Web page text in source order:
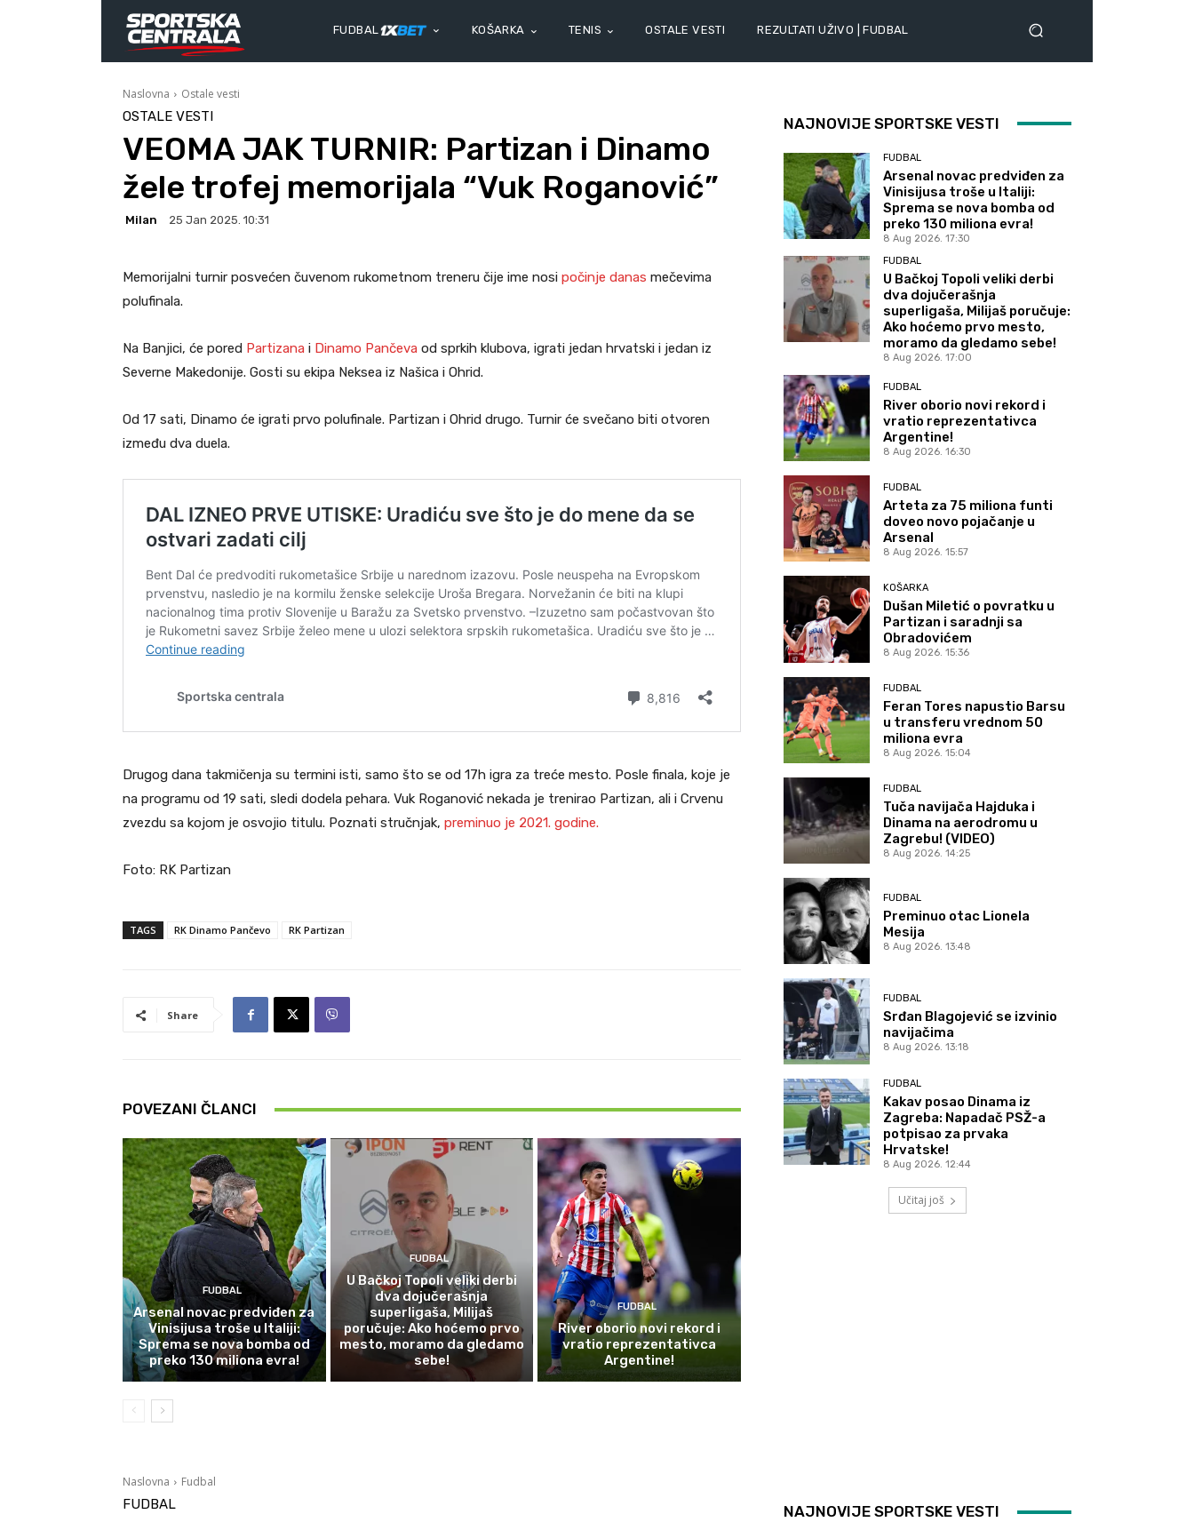
FUDBAL KOŠARKA TENIS OSTALE VESTI REZULTATI UŽIVO | FUDBAL
Naslovna Ostale vesti
OSTALE VESTI
VEOMA JAK TURNIR: Partizan i Dinamo
žele trofej memorijala “Vuk Roganović”
Milan 25 Jan 2025. 10:31
Memorijalni turnir posvećen čuvenom rukometnom treneru čije ime nosi počinje danas mečevima
polufinala.
Na Banjici, će pored Partizana i Dinamo Pančeva od sprkih klubova, igrati jedan hrvatski i jedan iz
Severne Makedonije. Gosti su ekipa Neksea iz Našica i Ohrid.
Od 17 sati, Dinamo će igrati prvo polufinale. Partizan i Ohrid drugo. Turnir će svečano biti otvoren
između dva duela.
Drugog dana takmičenja su termini isti, samo što se od 17h igra za treće mesto. Posle finala, koje je
na programu od 19 sati, sledi dodela pehara. Vuk Roganović nekada je trenirao Partizan, ali i Crvenu
zvezdu sa kojom je osvojio titulu. Poznati stručnjak, preminuo je 2021. godine.
Foto: RK Partizan
TAGS RK Dinamo Pančevo RK Partizan
Share
POVEZANI ČLANCI
FUDBAL
Arsenal novac predviđen za
Vinisijusa troše u Italiji:
Sprema se nova bomba od
preko 130 miliona evra!
FUDBAL
U Bačkoj Topoli veliki derbi
dva dojučerašnja
superligaša, Milijaš
poručuje: Ako hoćemo prvo
mesto, moramo da gledamo
sebe!
FUDBAL
River oborio novi rekord i
vratio reprezentativca
Argentine!
NAJNOVIJE SPORTSKE VESTI
FUDBAL
Arsenal novac predviđen za
Vinisijusa troše u Italiji:
Sprema se nova bomba od
preko 130 miliona evra!
8 Aug 2026. 17:30
FUDBAL
U Bačkoj Topoli veliki derbi
dva dojučerašnja
superligaša, Milijaš poručuje:
Ako hoćemo prvo mesto,
moramo da gledamo sebe!
8 Aug 2026. 17:00
FUDBAL
River oborio novi rekord i
vratio reprezentativca
Argentine!
8 Aug 2026. 16:30
FUDBAL
Arteta za 75 miliona funti
doveo novo pojačanje u
Arsenal
8 Aug 2026. 15:57
KOŠARKA
Dušan Miletić o povratku u
Partizan i saradnji sa
Obradovićem
8 Aug 2026. 15:36
FUDBAL
Feran Tores napustio Barsu
u transferu vrednom 50
miliona evra
8 Aug 2026. 15:04
FUDBAL
Tuča navijača Hajduka i
Dinama na aerodromu u
Zagrebu! (VIDEO)
8 Aug 2026. 14:25
FUDBAL
Preminuo otac Lionela
Mesija
8 Aug 2026. 13:48
FUDBAL
Srđan Blagojević se izvinio
navijačima
8 Aug 2026. 13:18
FUDBAL
Kakav posao Dinama iz
Zagreba: Napadač PSŽ-a
potpisao za prvaka
Hrvatske!
8 Aug 2026. 12:44
Učitaj još